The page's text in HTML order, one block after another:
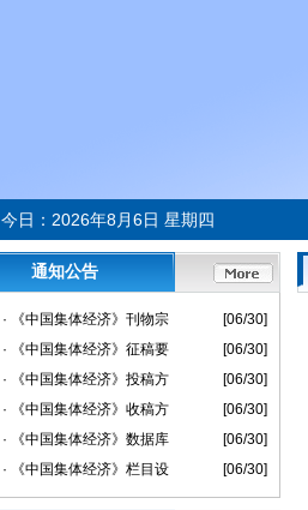
今日： 2026年8月6日 星期四
通知公告
· 《中国集体经济》刊物宗
[06/30]
· 《中国集体经济》征稿要
[06/30]
· 《中国集体经济》投稿方
[06/30]
· 《中国集体经济》收稿方
[06/30]
· 《中国集体经济》数据库
[06/30]
· 《中国集体经济》栏目设
[06/30]